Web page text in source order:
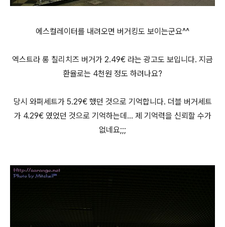
에스컬레이터를 내려오면 버거킹도 보이는군요^^
엑스트라 롱 칠리치즈 버거가 2.49€ 라는 광고도 보입니다. 지금
환율로는 4천원 정도 하려나요?
당시 와퍼세트가 5.29€ 했던 것으로 기억합니다. 더블 버거세트
가 4.29€ 였었던 것으로 기억하는데... 제 기억력을 신뢰할 수가
없네요;;;